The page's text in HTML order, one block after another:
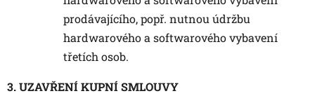
prodávajícího, popř. nutnou údržbu
hardwarového a softwarového vybavení
třetích osob.
3. UZAVŘENÍ KUPNÍ SMLOUVY